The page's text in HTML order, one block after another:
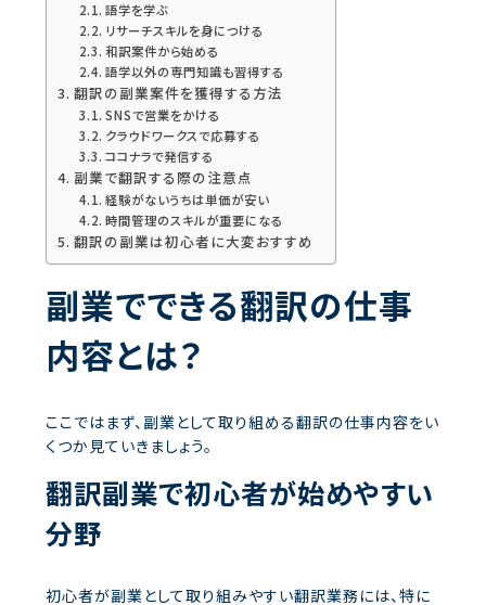
語学を学ぶ
リサーチスキルを身につける
和訳案件から始める
語学以外の専門知識も習得する
翻訳の副業案件を獲得する方法
SNSで営業をかける
クラウドワークスで応募する
ココナラで発信する
副業で翻訳する際の注意点
経験がないうちは単価が安い
時間管理のスキルが重要になる
翻訳の副業は初心者に大変おすすめ
副業でできる翻訳の仕事
内容とは？
ここではまず、副業として取り組める翻訳の仕事内容をい
くつか見ていきましょう。
翻訳副業で初心者が始めやすい
分野
初心者が副業として取り組みやすい翻訳業務には、特に